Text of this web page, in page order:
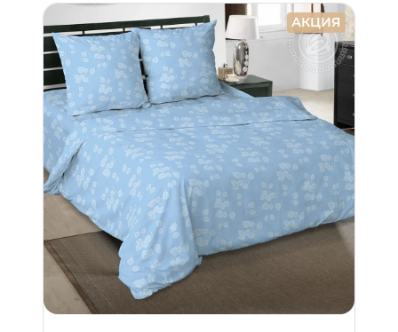
АКЦИЯ